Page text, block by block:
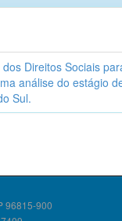
Direitos Sociais
análise do estágio
Sul.
96815-900